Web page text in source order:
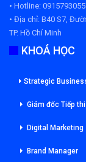
• Hotline:
• Địa chỉ: B40 S7,
TP. Hồ Chí Minh
KHOÁ HỌC
Strategic
Giám đốc Tiếp
Digital Marketing
Brand Manager